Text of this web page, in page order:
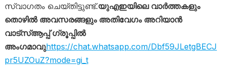
സ്വാഗതം ചെയ്തിട്ടുണ്ട്.യുഎഇയിലെ വാർത്തകളും
തൊഴിൽ അവസരങ്ങളും അതിവേഗം അറിയാൻ
വാട്സ്ആപ്പ് ഗ്രൂപ്പിൽ
അംഗമാവുhttps://chat.whatsapp.com/Dbf59JLetgBECJ
pr5UZOuZ?mode=gi_t